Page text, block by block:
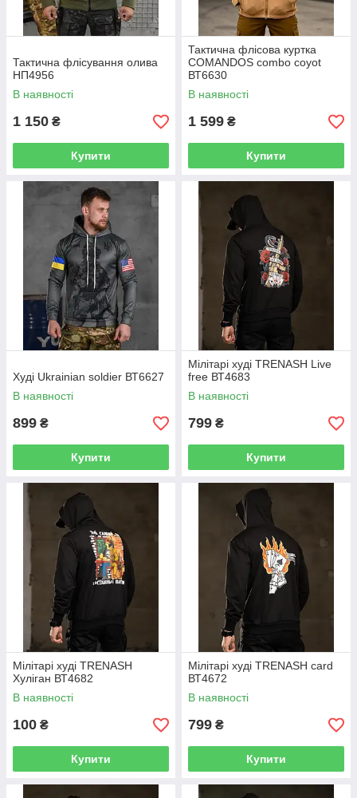
Тактична флісування олива
НП4956
В наявності
1 150 ₴
Купити
Тактична флісова куртка
COMANDOS combo coyot
ВТ6630
В наявності
1 599 ₴
Купити
Худі Ukrainian soldier ВТ6627
В наявності
899 ₴
Купити
Мілітарі худі TRENASH Live
free ВТ4683
В наявності
799 ₴
Купити
Мілітарі худі TRENASH
Хуліган ВТ4682
В наявності
100 ₴
Купити
Мілітарі худі TRENASH card
ВТ4672
В наявності
799 ₴
Купити